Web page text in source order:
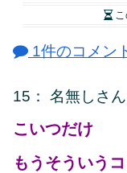
1件のコメン
15 ： 名無しさん
こいつだけ
もうそういう